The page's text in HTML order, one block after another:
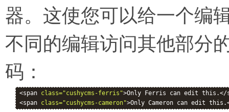
器。这使您可以给一个编
不同的编辑访问其他部分
码：
<span class="cushycms-ferris">Only Ferris can edit this.</
<span class="cushycms-cameron">Only Cameron can edit